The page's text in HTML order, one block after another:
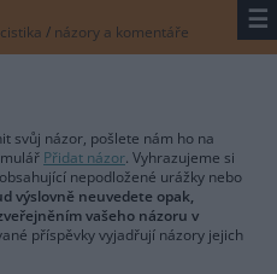
/ názory a komentáře ☰
svůj názor, pošlete nám ho na
Přidat názor. Vyhrazujeme si
nepodložené urážky nebo
výslovně neuvedete opak,
vašeho názoru v
příspěvky vyjadřují názory jejich